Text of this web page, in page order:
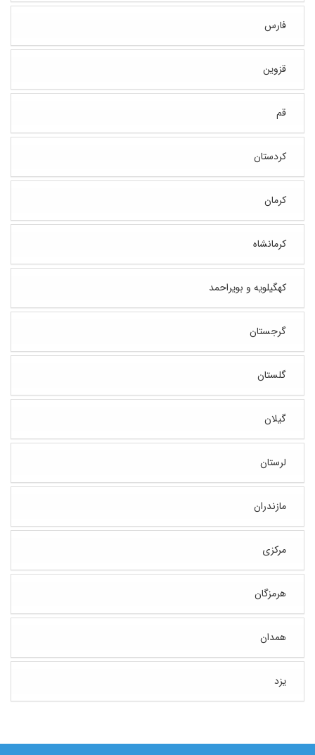
فارس
قزوین
قم
کردستان
کرمان
کرمانشاه
کهگیلویه و بویراحمد
گرجستان
گلستان
گیلان
لرستان
مازندران
مرکزی
هرمزگان
همدان
یزد